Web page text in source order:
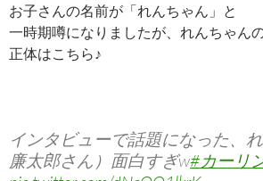
お子さんの名前が「れんちゃん」と
一時期噂になりましたが、れんちゃん
正体はこちら♪
インタビューで話題になった、
廉太郎さん）面白すぎw#カーリ